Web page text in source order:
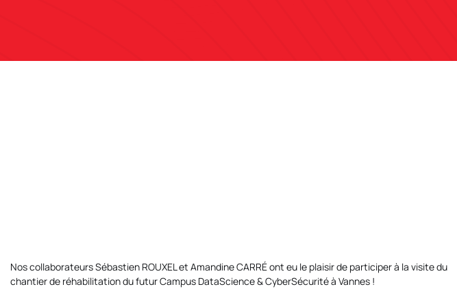
Nos collaborateursSébastien ROUXELet Amandine CARRÉont eu le plaisir de participer à la visite du
chantier de réhabilitation du futur Campus DataScience & CyberSécurité à Vannes !